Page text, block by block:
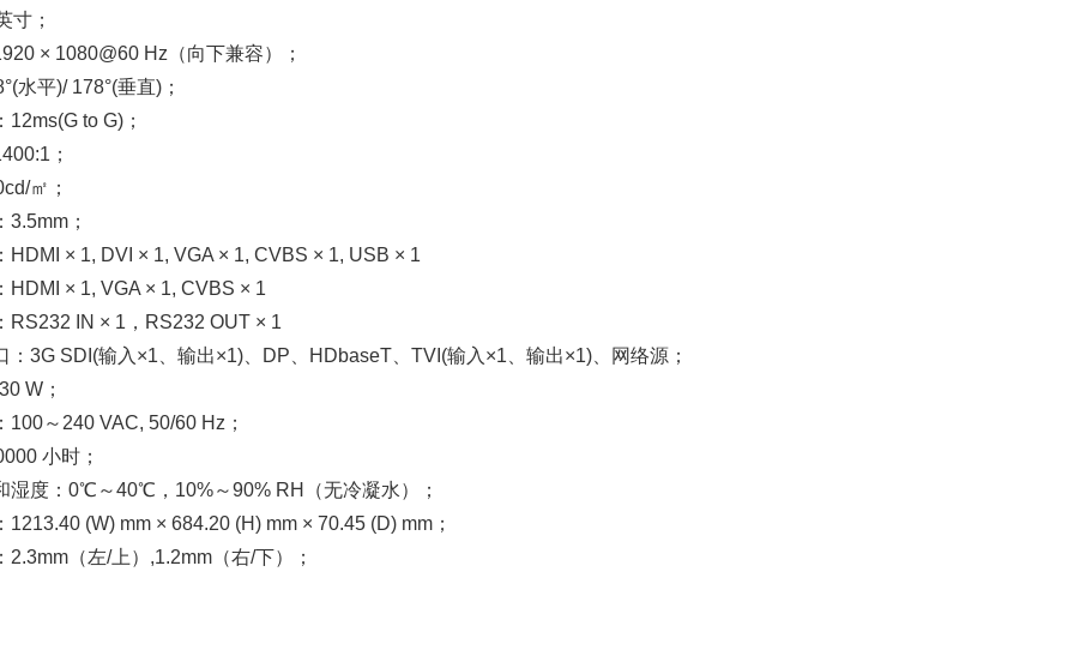
寸；
× 1080@60 Hz（向下兼容）；
水平)/ 178°(垂直)；
12ms(G to G)；
；
㎡；
3.5mm；
HDMI × 1, DVI × 1, VGA × 1, CVBS × 1, USB × 1
HDMI × 1, VGA × 1, CVBS × 1
RS232 IN × 1，RS232 OUT × 1
：3G SDI(输入×1、输出×1)、DP、HDbaseT、TVI(输入×1、输出×1)、网络源；
W；
100～240 VAC, 50/60 Hz；
小时；
湿度：0℃～40℃，10%～90% RH（无冷凝水）；
1213.40 (W) mm × 684.20 (H) mm × 70.45 (D) mm；
2.3mm（左/上）,1.2mm（右/下）；